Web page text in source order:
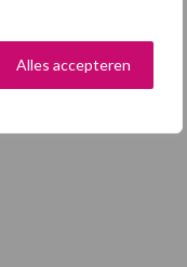
Alles accepteren